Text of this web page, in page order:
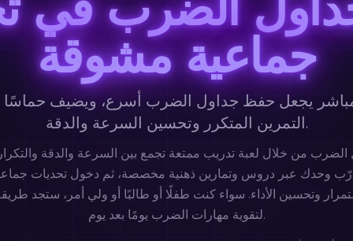
جماعية مشوقة
يجعل حفظ جداول الضرب أسرع، ويضيف
التمرين المتكرر وتحسين السرعة والدقة.
وحدك عبر دروس وتمارين ذهنية مخصصة، ثم دخول تحديات
وتحسين الأداء. سواء كنت طفلًا أو طالبًا أو ولي أمر، ستجد
لتقوية مهارات الضرب يومًا بعد يوم.